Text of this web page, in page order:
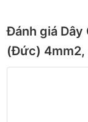
Đánh giá Dây
(Đức) 4mm2,